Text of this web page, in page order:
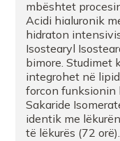
mbështet
Acidi hialuronik
hidraton
Isostearyl
bimore. Studimet
integrohet në
forcon funksionin
Sakaride
identik me
të lëkurës (72 orë).